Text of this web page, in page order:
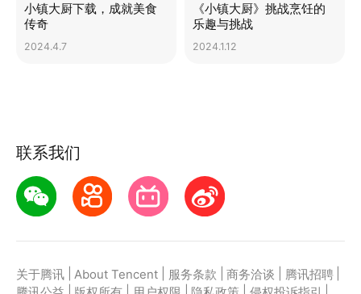
小镇大厨下载，成就美食
传奇
2024.4.7
《小镇大厨》挑战烹饪的
乐趣与挑战
2024.1.12
联系我们
关于腾讯 About Tencent 服务条款 商务洽谈 腾讯招聘